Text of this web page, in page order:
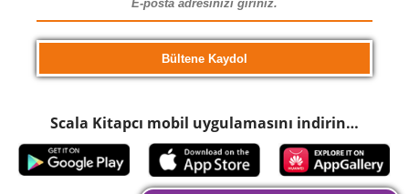
Scala Kitapcı mobil uygulamasını indirin…